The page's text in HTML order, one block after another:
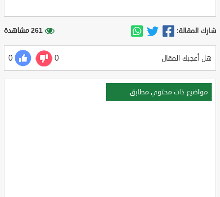
شارك المقالة: 261 مشاهدة
هل أعجبك المقال 0
0
مواضيع ذات محتوي مطابق